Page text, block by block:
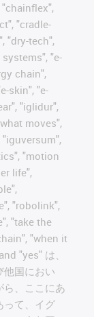
"chainflex",
"cradle-
"dry-tech",
"e-
chain",
skin", "e-
"iglidur",
moves",
"motion
life",
"robolink",
"take the
"when it
"yes" は、
他国におい
ら、ここにあ
って、イグ